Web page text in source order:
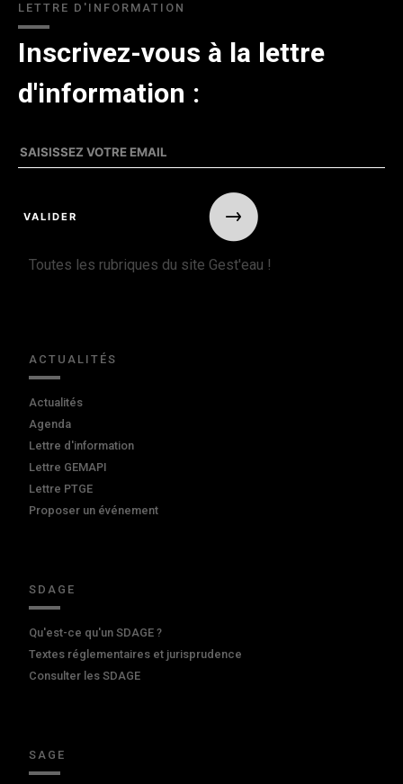
LETTRE D'INFORMATION
Inscrivez-vous à la lettre
d'information :
Toutes les rubriques du site Gest'eau !
ACTUALITÉS
Actualités
Agenda
Lettre d'information
Lettre GEMAPI
Lettre PTGE
Proposer un événement
SDAGE
Qu'est-ce qu'un SDAGE ?
Textes réglementaires et jurisprudence
Consulter les SDAGE
SAGE